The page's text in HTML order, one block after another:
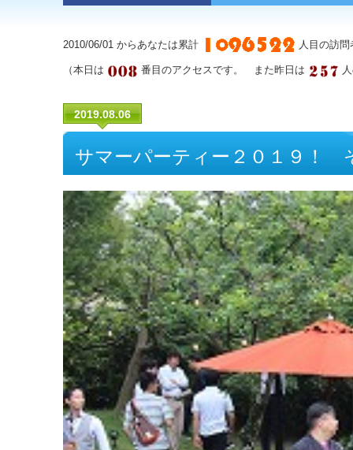
2010/06/01 からあなたは累計 人目の訪
（本日は 番目のアクセスです。 また昨日は
2019.08.06
サマーパーティー２０１９！